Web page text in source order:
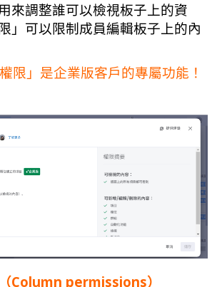
來調整誰可以檢視板子上的資
」可以限制成員編輯板子上的內
限」是企業版客戶的專屬功能！
Column permissions）